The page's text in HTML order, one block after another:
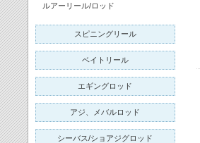
ルアーリール/ロッド
スピニングリール
ベイトリール
エギングロッド
アジ、メバルロッド
シーバス/ショアジグロッド